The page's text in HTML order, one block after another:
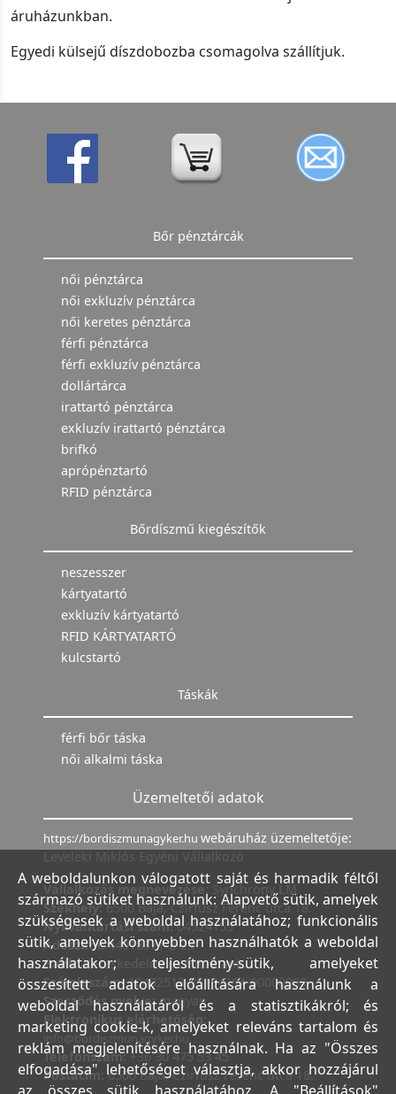
áruházunkban.
Egyedi külsejű díszdobozba csomagolva szállítjuk.
Bőr pénztárcák
női pénztárca
női exkluzív pénztárca
női keretes pénztárca
férfi pénztárca
férfi exkluzív pénztárca
dollártárca
irattartó pénztárca
exkluzív irattartó pénztárca
brifkó
aprópénztartó
RFID pénztárca
Bőrdíszmű kiegészítők
neszesszer
kártyatartó
exkluzív kártyatartó
RFID KÁRTYATARTÓ
kulcstartó
Táskák
férfi bőr táska
női alkalmi táska
Üzemeltetői adatok
https://bordiszmunagyker.hu webáruház üzemeltetője:
Leveleki Miklós Egyéni Vállalkozó
Vállalkozás megnevezése: Synchrony LM
Székhely:6500 Baja, Czirfusz Ferenc utca 18.
Nyilvántartási szám:04524155
Adószám:44018371-2-23
Bank:Kereskedelmi és Hitelbank
Számlaszám:10402513-25154254-00000000
Szerződés nyelve:magyar
Elektronikus elérhetőség:
info@bordiszmunagyker.hu
Telefonszám: +36 30 475 53 45
Postacím:6500 Baja, Czirfusz Ferenc utca 18.
A weboldalunkon válogatott saját és harmadik féltől
származó sütiket használunk: Alapvető sütik, amelyek
szükségesek a weboldal használatához; funkcionális
sütik, amelyek könnyebben használhatók a weboldal
használatakor; teljesítmény-sütik, amelyeket
összesített adatok előállítására használunk a
weboldal használatáról és a statisztikákról; és
marketing cookie-k, amelyeket releváns tartalom és
reklám megjelenítésére használnak. Ha az "Összes
elfogadása" lehetőséget választja, akkor hozzájárul